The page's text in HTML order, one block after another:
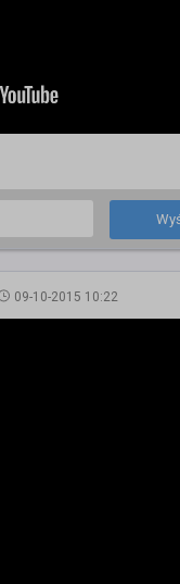
09-10-2015 10:22